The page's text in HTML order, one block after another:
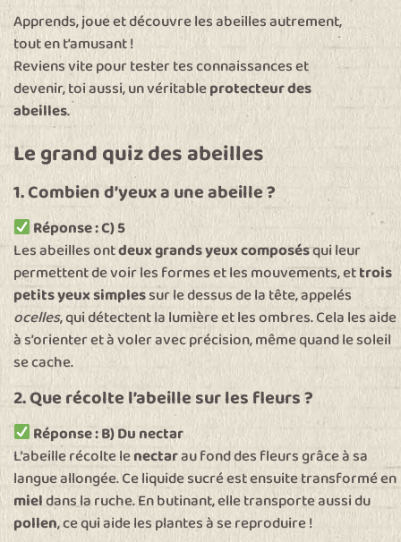
Apprends, joue et découvre les abeilles autrement,
tout en t’amusant !
Reviens vite pour tester tes connaissances et
devenir, toi aussi, un véritableprotecteur des
abeilles.
Le grand quiz des abeilles
1. Combien d’yeux a une abeille ?
Réponse : C) 5
Les abeilles ontdeux grands yeux composésqui leur
permettent de voir les formes et les mouvements, ettrois
petits yeux simplessur le dessus de la tête, appelés
ocelles, qui détectent la lumière et les ombres. Cela les aide
à s’orienter et à voler avec précision, même quand le soleil
se cache.
2. Que récolte l’abeille sur les fleurs ?
Réponse : B) Du nectar
L’abeille récolte lenectarau fond des fleurs grâce à sa
langue allongée. Ce liquide sucré est ensuite transformé en
mieldans la ruche. En butinant, elle transporte aussi du
pollen, ce qui aide les plantes à se reproduire !